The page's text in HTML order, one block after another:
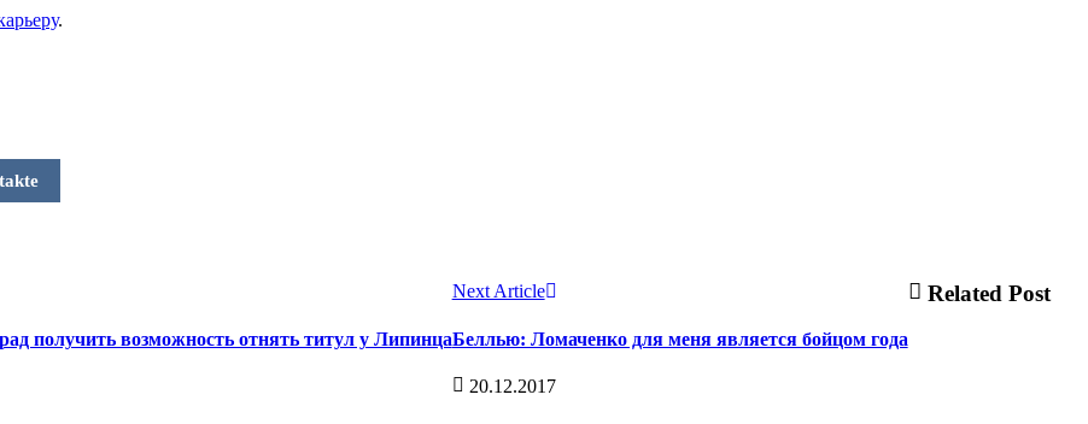
.
получить возможность отнять титул у Липинца
Next Article
Беллью: Ломаченко для меня является бойцом года
20.12.2017
Related Post